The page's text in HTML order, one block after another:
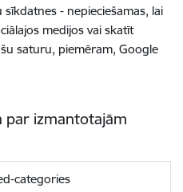
- nepieciešamas, lai
medijos vai skatīt
saturu, piemēram, Google
par izmantotajām
categories